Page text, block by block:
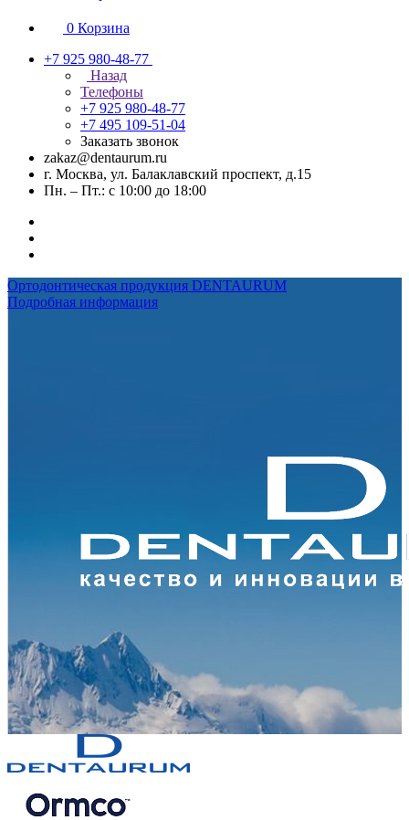
0 Корзина
+7 925 980-48-77
Назад
Телефоны
+7 925 980-48-77
+7 495 109-51-04
Заказать звонок
zakaz@dentaurum.ru
г. Москва, ул. Балаклавский проспект, д.15
Пн. – Пт.: с 10:00 до 18:00
Ортодонтическая продукция DENTAURUM
Подробная информация